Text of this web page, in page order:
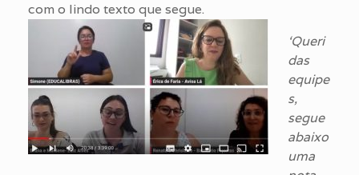
com o lindo texto que segue.
‘Queri
das
equipe
s,
segue
abaixo
uma